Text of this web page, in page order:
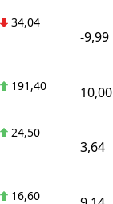
34,04
-9,99
191,40 10,00
24,50
3,64
16,60